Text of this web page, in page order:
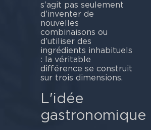
s’agit pas seulement
d’inventer de
nouvelles
combinaisons ou
d’utiliser des
ingrédients inhabituels
: la véritable
différence se construit
sur trois dimensions.
L'idée
gastronomique